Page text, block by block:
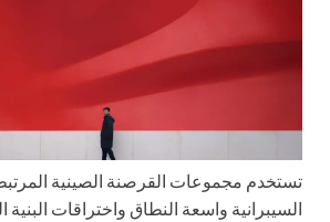
تستخدم مجموعات القرصنة الصينية
السيبرانية واسعة النطاق واختراقات البنية